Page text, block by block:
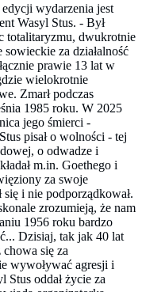
wydarzenia jest
Wasyl Stus. - Był
totalitaryzmu, dwukrotnie
sowieckie za działalność
prawie 13 lat w
wielokrotnie
Zmarł podczas
1985 roku. W 2025
jego śmierci -
pisał o wolności - tej
o odwadze i
m.in. Goethego i
za swoje
się i nie podporządkował.
zrozumieją, że nam
1956 roku bardzo
Dzisiaj, tak jak 40 lat
się za
wywoływać agresji i
Stus oddał życie za